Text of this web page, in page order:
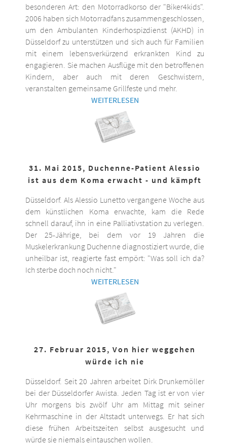
besonderen Art: den Motorradkorso der "Biker4kids".
2006 haben sich Motorradfans zusammengeschlossen,
um den Ambulanten Kinderhospizdienst (AKHD) in
Düsseldorf zu unterstützen und sich auch für Familien
mit einem lebensverkürzend erkrankten Kind zu
engagieren. Sie machen Ausflüge mit den betroffenen
Kindern, aber auch mit deren Geschwistern,
veranstalten gemeinsame Grillfeste und mehr.
WEITERLESEN
31. Mai 2015, Duchenne-Patient Alessio
ist aus dem Koma erwacht - und kämpft
Düsseldorf. Als Alessio Lunetto vergangene Woche aus
dem künstlichen Koma erwachte, kam die Rede
schnell darauf, ihn in eine Palliativstation zu verlegen.
Der 25-Jährige, bei dem vor 19 Jahren die
Muskelerkrankung Duchenne diagnostiziert wurde, die
unheilbar ist, reagierte fast empört: "Was soll ich da?
Ich sterbe doch noch nicht."
WEITERLESEN
27. Februar 2015, Von hier weggehen
würde ich nie
Düsseldorf. Seit 20 Jahren arbeitet Dirk Drunkemöller
bei der Düsseldorfer Awista. Jeden Tag ist er von vier
Uhr morgens bis zwölf Uhr am Mittag mit seiner
Kehrmaschine in der Altstadt unterwegs. Er hat sich
diese frühen Arbeitszeiten selbst ausgesucht und
würde sie niemals eintauschen wollen.